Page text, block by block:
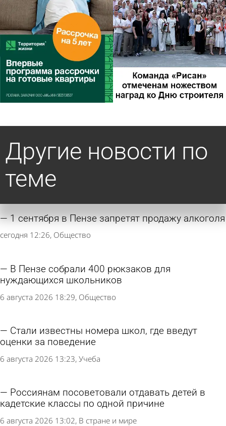
Другие новости по
теме
1 сентября в Пензе запретят продажу алкоголя
сегодня 12:26 Общество
В Пензе собрали 400 рюкзаков для
нуждающихся школьников
6 августа 2026 18:29 Общество
Стали известны номера школ, где введут
оценки за поведение
6 августа 2026 13:23 Учеба
Россиянам посоветовали отдавать детей в
кадетские классы по одной причине
6 августа 2026 13:02 В стране и мире